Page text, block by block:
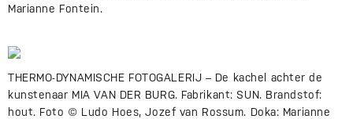
Marianne Fontein.
THERMO-DYNAMISCHE FOTOGALERIJ – De kachel achter de
kunstenaar MIA VAN DER BURG. Fabrikant: SUN. Brandstof:
hout. Foto © Ludo Hoes, Jozef van Rossum. Doka: Marianne